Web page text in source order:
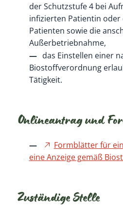
der Schutzstufe 4 bei
infizierten Patientin oder
Patienten sowie die
Außerbetriebnahme,
das Einstellen einer
Biostoffverordnung
Tätigkeit.
Onlineantrag und
Formblätter für
eine Anzeige gemäß
Zuständige Stelle